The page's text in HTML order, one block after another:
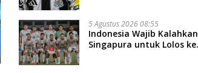
5 Agustus 2026 08:55
Indonesia Wajib Kalahkan
Singapura untuk Lolos ke